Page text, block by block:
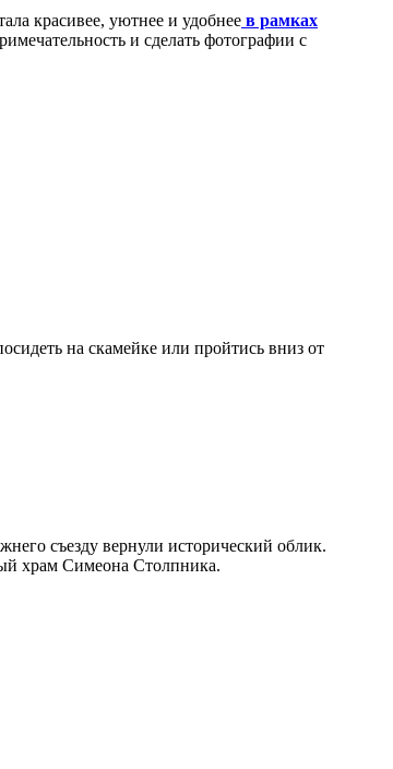
красивее, уютнее и удобнее в рамках
и сделать фотографии с
на скамейке или пройтись вниз от
съезду вернули исторический облик.
храм Симеона Столпника.